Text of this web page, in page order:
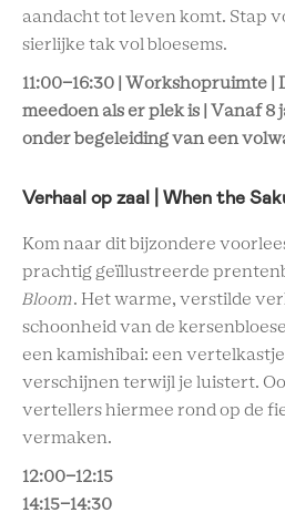
aandacht tot leven komt. Stap
sierlijke tak vol bloesems.
11:00-16:30 | Workshopruimte |
meedoen als er plek is | Vanaf 8
onder begeleiding van een
Verhaal op zaal | When the
Kom naar dit bijzondere
prachtig geïllustreerde
Bloom. Het warme, verstilde
schoonheid van de
een kamishibai: een
verschijnen terwijl je luistert.
vertellers hiermee rond op de
vermaken.
12:00-12:15
14:15-14:30